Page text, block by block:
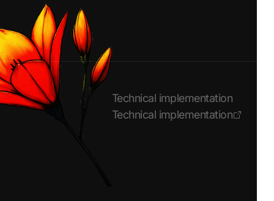
Technical implementation
Technical implementation